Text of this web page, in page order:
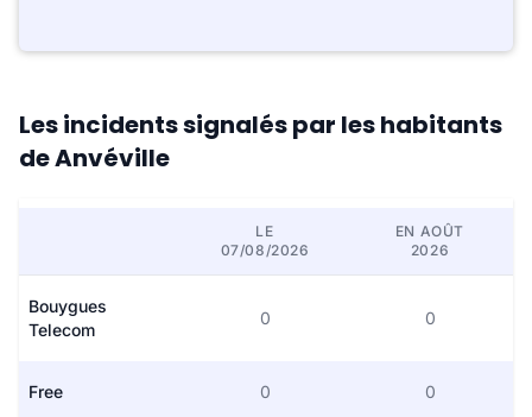
Les incidents signalés par les habitants
de Anvéville
LE
07/08/2026
EN AOÛT
2026
Bouygues
Telecom
0 0
Free 0 0